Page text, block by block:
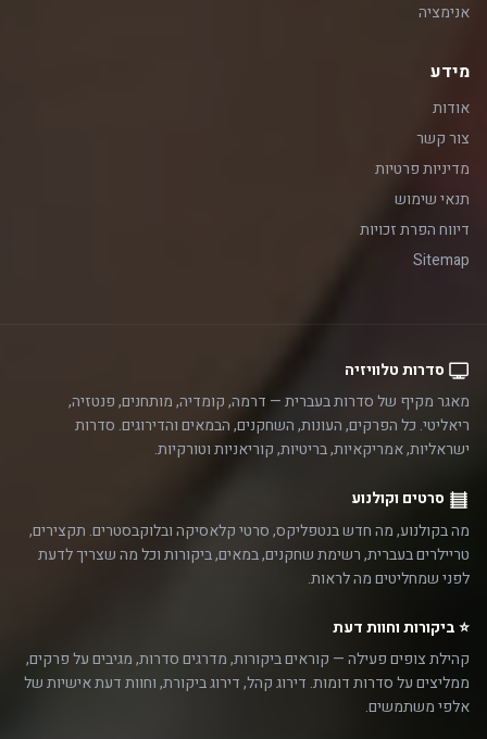
אנימציה
מידע
אודות
צור קשר
מדיניות פרטיות
תנאי שימוש
דיווח הפרת זכויות
Sitemap
סדרות טלוויזיה
מאגר מקיף של סדרות בעברית — דרמה, קומדיה, מותחנים, פנטזיה,
ריאליטי. כל הפרקים, העונות, השחקנים, הבמאים והדירוגים. סדרות
ישראליות, אמריקאיות, בריטיות, קוריאניות וטורקיות.
סרטים וקולנוע
מה בקולנוע, מה חדש בנטפליקס, סרטי קלאסיקה ובלוקבסטרים. תקצירים,
טריילרים בעברית, רשימת שחקנים, במאים, ביקורות וכל מה שצריך לדעת
לפני שמחליטים מה לראות.
⭐ ביקורות וחוות דעת
קהילת צופים פעילה — קוראים ביקורות, מדרגים סדרות, מגיבים על פרקים,
ממליצים על סדרות דומות. דירוג קהל, דירוג ביקורת, וחוות דעת אישיות של
אלפי משתמשים.